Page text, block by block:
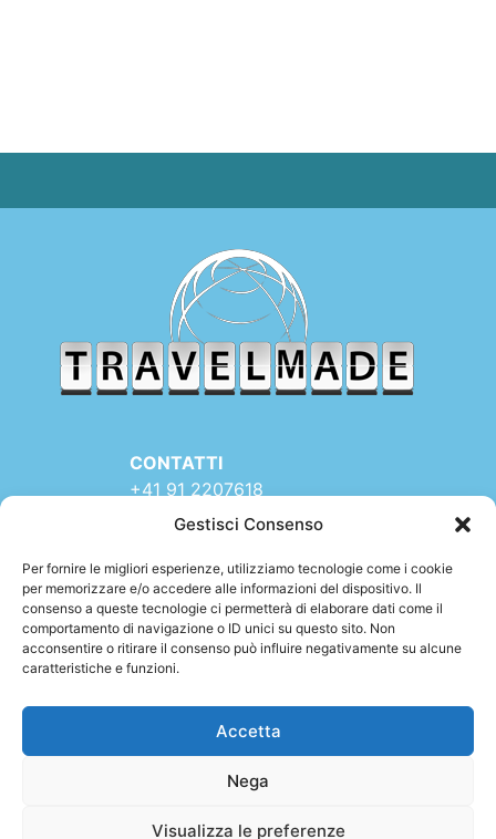
Gestisci Consenso
Per fornire le migliori esperienze, utilizziamo tecnologie come i cookie
per memorizzare e/o accedere alle informazioni del dispositivo. Il
consenso a queste tecnologie ci permetterà di elaborare dati come il
comportamento di navigazione o ID unici su questo sito. Non
acconsentire o ritirare il consenso può influire negativamente su alcune
caratteristiche e funzioni.
Accetta
Nega
Visualizza le preferenze
TRAVELMADE – SEDE:
Via Rinaldo Simen 16
6900 LUGANO (TI)
SWITZERLAND
CONTATTI
+41 91 2207618
+41 77 9662971
Partita IVA 310059640 –Privacy